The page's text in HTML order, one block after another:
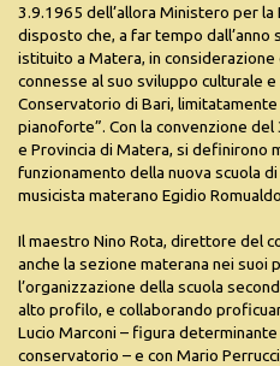
3.9.1965 dell’allora Ministero per la
disposto che, a far tempo
istituito a Matera, in
connesse al suo sviluppo culturale
Conservatorio di Bari,
pianoforte”. Con la convenzione
e Provincia di Matera, si definirono
funzionamento della nuova scuola
musicista materano Egidio
Il maestro Nino Rota, direttore del
anche la sezione materana nei suoi
l’organizzazione della scuola
alto profilo, e collaborando
Lucio Marconi – figura
conservatorio – e con Mario